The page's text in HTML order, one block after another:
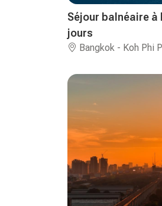
Séjour balnéaire à
jours
Bangkok - Koh Phi